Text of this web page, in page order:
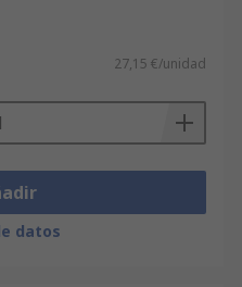
27,15 €/unidad
datos